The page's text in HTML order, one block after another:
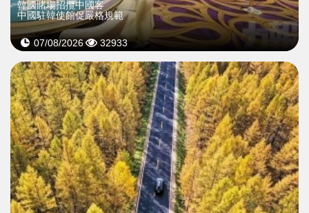
韓國賭場招攬中國客
中國駐韓使館促嚴格規範
07/08/2026 32933